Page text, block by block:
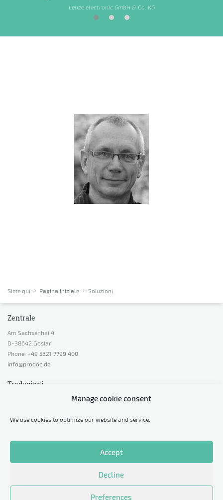
Manage cookie consent
We use cookies to optimize our website and service.
Accept
Decline
Preferences
Leuze electronic GmbH & Co. KG
Siete qui Pagina iniziale Soluzioni
Zentrale
Am Sachsenhai 4
D-38642 Goslar
Phone: +49 5321 7799 400
info@prodoc.de
Traduzioni
Calcola prezzi
Altro
Informazioni legali